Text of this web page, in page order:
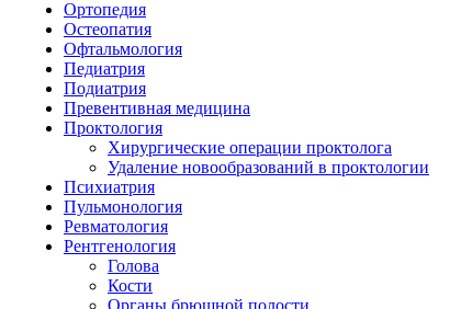
Ортопедия
Остеопатия
Офтальмология
Педиатрия
Подиатрия
Превентивная медицина
Проктология
Хирургические операции проктолога
Удаление новообразований в проктологии
Психиатрия
Пульмонология
Ревматология
Рентгенология
Голова
Кости
Органы брюшной полости